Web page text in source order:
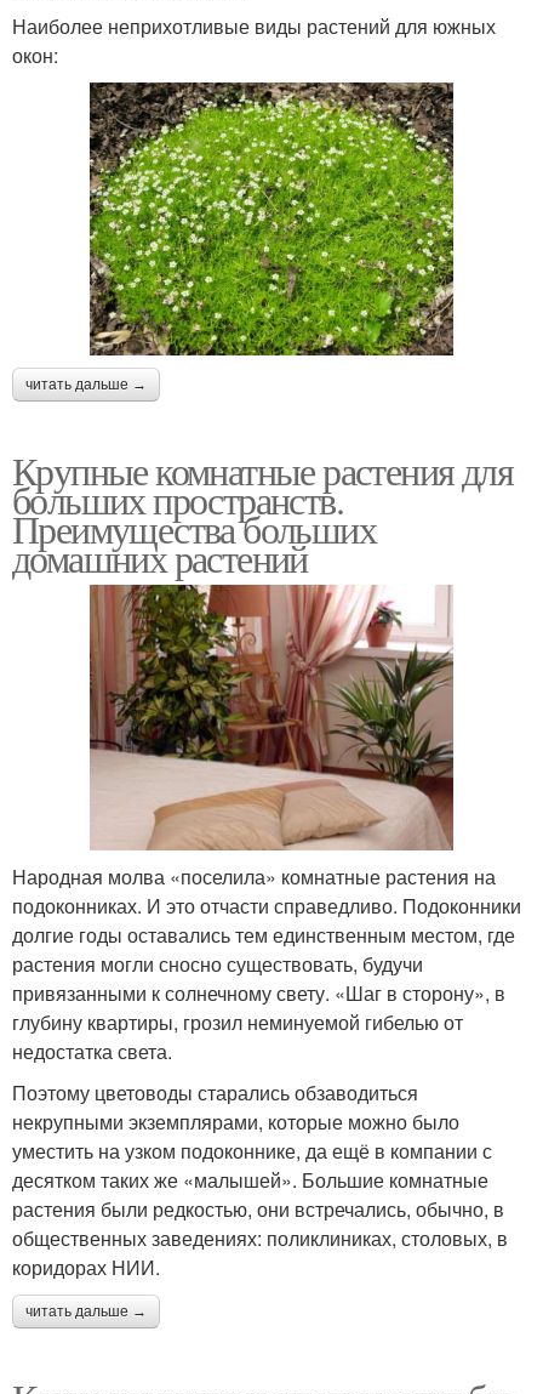
Наиболее неприхотливые виды растений для южных
окон:
читать дальше →
Крупные комнатные растения для
больших пространств.
Преимущества больших
домашних растений
Народная молва «поселила» комнатные растения на
подоконниках. И это отчасти справедливо. Подоконники
долгие годы оставались тем единственным местом, где
растения могли сносно существовать, будучи
привязанными к солнечному свету. «Шаг в сторону», в
глубину квартиры, грозил неминуемой гибелью от
недостатка света.
Поэтому цветоводы старались обзаводиться
некрупными экземплярами, которые можно было
уместить на узком подоконнике, да ещё в компании с
десятком таких же «малышей». Большие комнатные
растения были редкостью, они встречались, обычно, в
общественных заведениях: поликлиниках, столовых, в
коридорах НИИ.
читать дальше →